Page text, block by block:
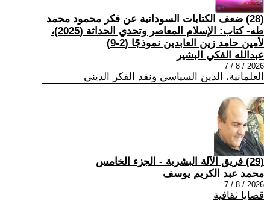
(28) ضعف الكتابات السودانية عن فكر محمود محمد
طه- كتاب: الإسلام المعاصر وتحدي الحداثة (2025)،
لأمين حامد زين العابدين نموذجًا (2-9)
عبدالله الفكي البشير
2026 / 8 / 7
العلمانية، الدين السياسي ونقد الفكر الديني
(29) فريق الآلة البشرية - الجزء الخامس
محمد عبد الكريم يوسف
2026 / 8 / 7
قضايا ثقافية